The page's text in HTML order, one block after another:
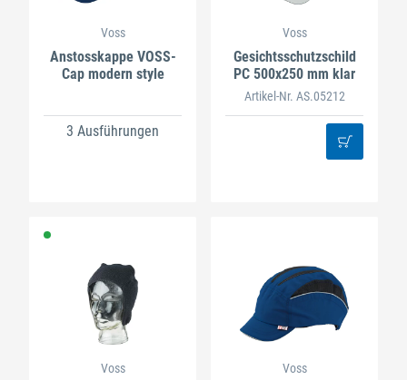
Voss
Anstosskappe VOSS-
Cap modern style
3 Ausführungen
Voss
Gesichtsschutzschild
PC 500x250 mm klar
Artikel-Nr. AS.05212
Voss Voss